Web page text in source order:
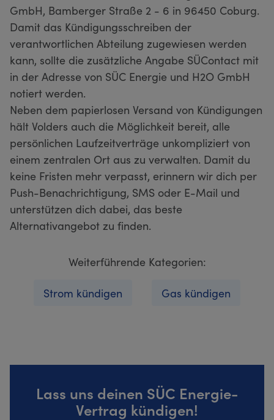
GmbH, Bamberger Straße 2 - 6 in 96450 Coburg.
Damit das Kündigungsschreiben der
verantwortlichen Abteilung zugewiesen werden
kann, sollte die zusätzliche Angabe SÜContact mit
in der Adresse von SÜC Energie und H2O GmbH
notiert werden.
Neben dem papierlosen Versand von Kündigungen
hält Volders auch die Möglichkeit bereit, alle
persönlichen Laufzeitverträge unkompliziert von
einem zentralen Ort aus zu verwalten. Damit du
keine Fristen mehr verpasst, erinnern wir dich per
Push-Benachrichtigung, SMS oder E-Mail und
unterstützen dich dabei, das beste
Alternativangebot zu finden.
Weiterführende Kategorien:
Strom kündigen Gas kündigen
Lass uns deinen SÜC Energie-
Vertrag kündigen!